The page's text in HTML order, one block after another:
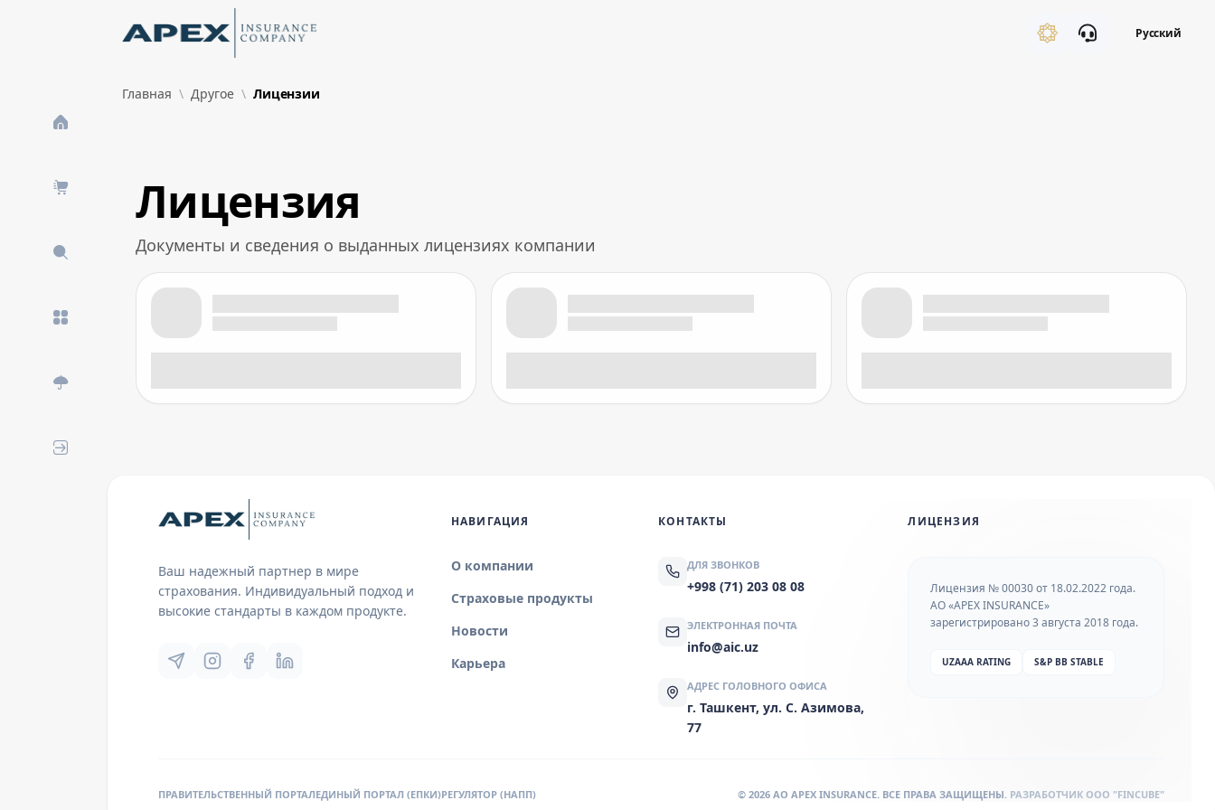
Русский
Главная Другое Лицензии
Лицензия
Документы и сведения о выданных лицензиях компании
Лицензия
Ваш надежный партнер в мире
страхования. Индивидуальный подход и
высокие стандарты в каждом продукте.
НАВИГАЦИЯ
О компании
Страховые продукты
Новости
Карьера
КОНТАКТЫ
ДЛЯ ЗВОНКОВ
+998 (71) 203 08 08
ЭЛЕКТРОННАЯ ПОЧТА
info@aic.uz
АДРЕС ГОЛОВНОГО ОФИСА
г. Ташкент, ул. С. Азимова,
77
ЛИЦЕНЗИЯ
Лицензия № 00030 от 18.02.2022 года.
АО «APEX INSURANCE»
зарегистрировано 3 августа 2018 года.
UZAAA RATING S&P BB STABLE
ПРАВИТЕЛЬСТВЕННЫЙ ПОРТАЛЕДИНЫЙ ПОРТАЛ (ЕПКИ)РЕГУЛЯТОР (НАПП) © 2026 AO APEX INSURANCE. ВСЕ ПРАВА ЗАЩИЩЕНЫ. РАЗРАБОТЧИК OOO "FINCUBE"